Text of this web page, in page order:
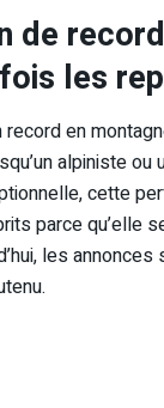
de
les
en
alpiniste ou
cette
parce qu’elle
les